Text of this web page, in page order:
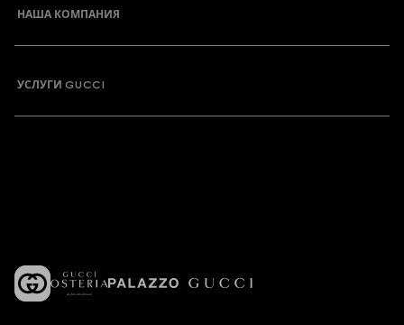
НАША КОМПАНИЯ
УСЛУГИ GUCCI